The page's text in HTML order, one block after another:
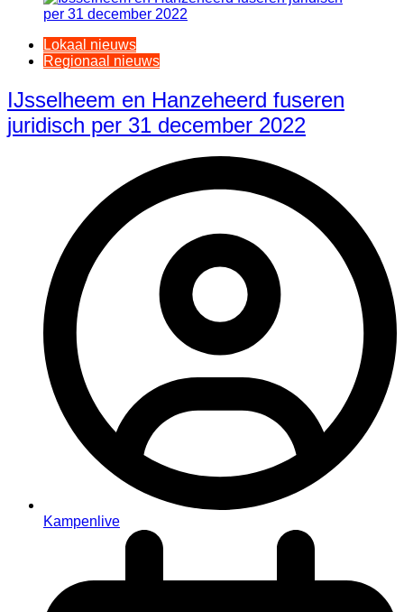
Lokaal nieuws
Regionaal nieuws
IJsselheem en Hanzeheerd fuseren
juridisch per 31 december 2022
Kampenlive